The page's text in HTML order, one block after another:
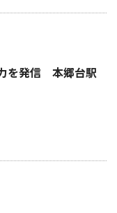
を発信 本郷台駅